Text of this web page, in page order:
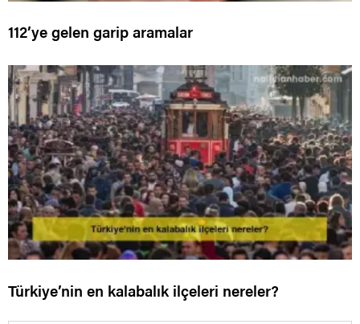
112’ye gelen garip aramalar
Türkiye’nin en kalabalık ilçeleri nereler?